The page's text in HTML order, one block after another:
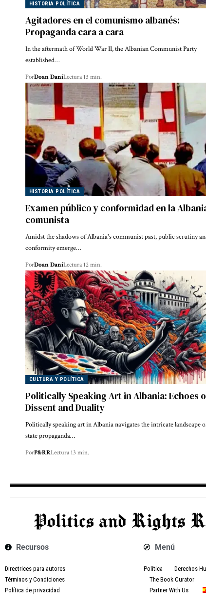
HISTORIA POLÍTICA
Agitadores en el comunismo albanés:
Propaganda cara a cara
In the aftermath of World War II, the Albanian Communist Party
established…
PorDoan DaniLectura 13 min.
HISTORIA POLÍTICA
Examen público y conformidad en la
comunista
Amidst the shadows of Albania's communist past, public scrutiny
conformity emerge…
PorDoan DaniLectura 12 min.
CULTURA Y POLÍTICA
Politically Speaking Art in Albania: Echoes
Dissent and Duality
Politically speaking art in Albania navigates the intricate landscape
state propaganda…
PorP&RRLectura 13 min.
Recursos
Directrices para autores
Términos y Condiciones
Política de privacidad
Menú
Política Derechos
The Book Curator
Partner With Us